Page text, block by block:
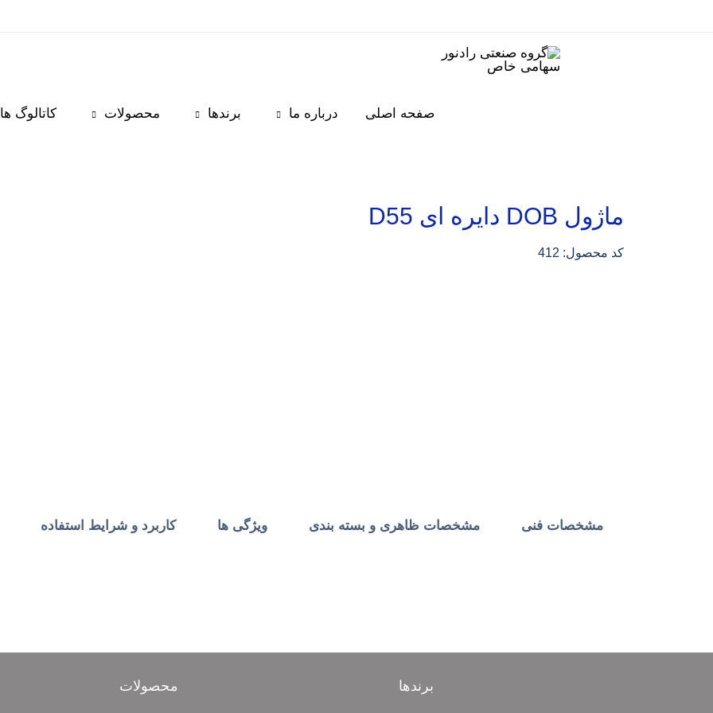
صفحه اصلی درباره ما برندها محصولات کاتالوگ ها
ماژول DOB دایره ای D55
کد محصول: 412
مشخصات فنی مشخصات ظاهری و بسته بندی ویژگی ها کاربرد و شرایط استفاده
برندها محصولات